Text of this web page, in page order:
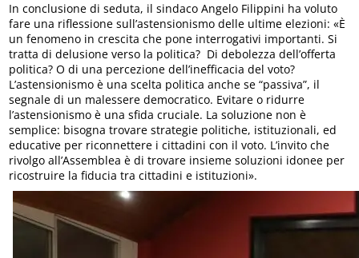
In conclusione di seduta, il sindaco Angelo Filippini ha voluto
fare una riflessione sull’astensionismo delle ultime elezioni: «È
un fenomeno in crescita che pone interrogativi importanti. Si
tratta di delusione verso la politica? Di debolezza dell’offerta
politica? O di una percezione dell’inefficacia del voto?
L’astensionismo è una scelta politica anche se “passiva”, il
segnale di un malessere democratico. Evitare o ridurre
l’astensionismo è una sfida cruciale. La soluzione non è
semplice: bisogna trovare strategie politiche, istituzionali, ed
educative per riconnettere i cittadini con il voto. L’invito che
rivolgo all’Assemblea è di trovare insieme soluzioni idonee per
ricostruire la fiducia tra cittadini e istituzioni».